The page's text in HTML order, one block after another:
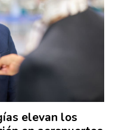
elevan los